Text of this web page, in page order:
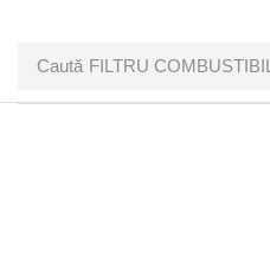
Caută FILTRU COMBUSTIBIL